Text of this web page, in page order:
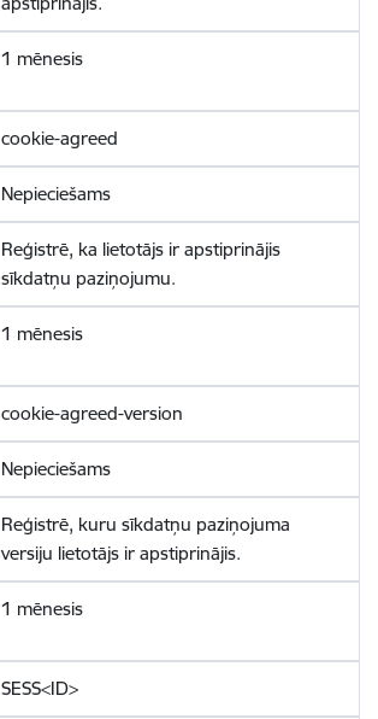
1 mēnesis
cookie-agreed
Nepieciešams
Reģistrē, ka lietotājs ir apstiprinājis
sīkdatņu paziņojumu.
1 mēnesis
cookie-agreed-version
Nepieciešams
Reģistrē, kuru sīkdatņu paziņojuma
versiju lietotājs ir apstiprinājis.
1 mēnesis
SESS<ID>